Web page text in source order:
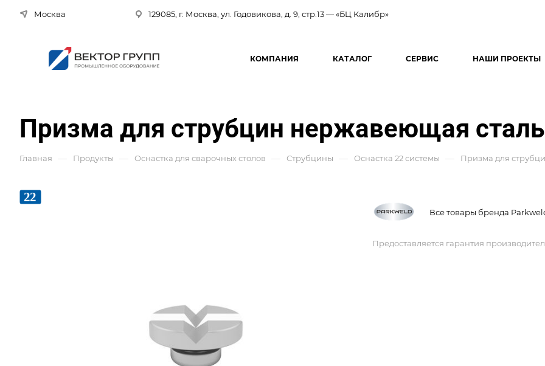
Москва 129085, г. Москва, ул. Годовикова, д. 9, стр.13 — «БЦ Калибр»
КОМПАНИЯ КАТАЛОГ СЕРВИС НАШИ ПРОЕКТЫ
Призма для струбцин нержавеющая сталь
Главная — Продукты — Оснастка для сварочных столов — Струбцины — Оснастка 22 системы — Призма для
Все товары бренда
Предоставляется гарантия